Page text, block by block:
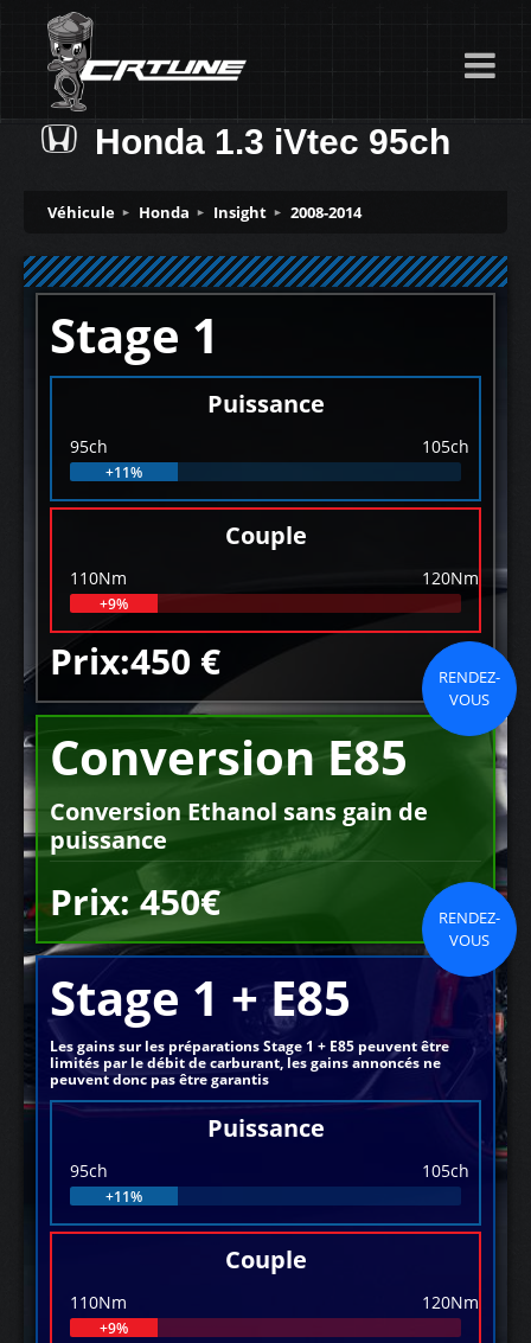
Honda 1.3 iVtec 95ch
Véhicule Honda Insight 2008-2014
Stage 1
Puissance
95ch 105ch
+11%
Couple
110Nm 120Nm
+9%
Prix:450 €
RENDEZ-
VOUS
Conversion E85
Conversion Ethanol sans gain de
puissance
Prix: 450€
RENDEZ-
VOUS
Stage 1 + E85
Les gains sur les préparations Stage 1 + E85 peuvent être
limités par le débit de carburant, les gains annoncés ne
peuvent donc pas être garantis
Puissance
95ch 105ch
+11%
Couple
110Nm 120Nm
+9%